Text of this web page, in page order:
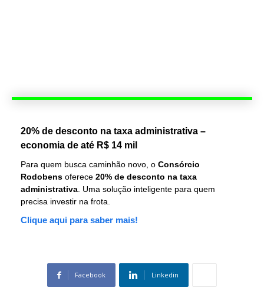
20% de desconto na taxa administrativa –
economia de até R$ 14 mil
Para quem busca caminhão novo, o Consórcio
Rodobens oferece 20% de desconto na taxa
administrativa . Uma solução inteligente para quem
precisa investir na frota.
Clique aqui para saber mais!
Facebook Linkedin